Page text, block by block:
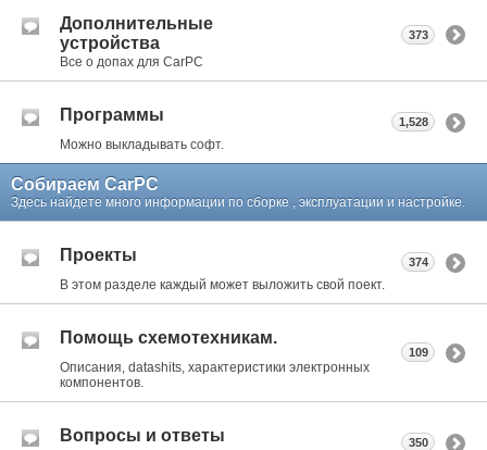
Дополнительные
устройства
Все о допах для CarPC
373
Программы
Можно выкладывать софт.
1,528
Собираем CarPC
Здесь найдете много информации по сборке , эксплуатации и настройке.
Проекты
В этом разделе каждый может выложить свой поект.
374
Помощь схемотехникам.
Описания, datashits, характеристики электронных
компонентов.
109
Вопросы и ответы 350